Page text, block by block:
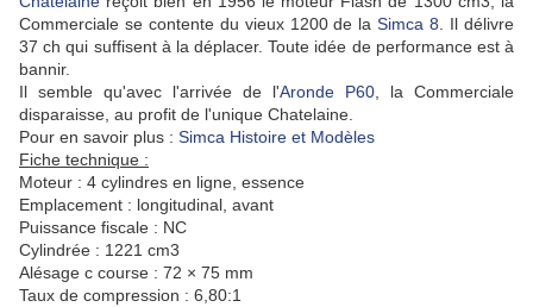
Commerciale se contente du vieux 1200 de laSimca 8 . Il délivre
37 ch qui suffisent à la déplacer. Toute idée de performance est à
bannir.
Il semble qu'avec l'arrivée de l'Aronde P60 , la Commerciale
disparaisse, au profit de l'unique Chatelaine.
Pour en savoir plus : Simca Histoire et Modèles
Fiche technique :
Moteur : 4 cylindres en ligne , essence
Emplacement : longitudinal avant
Puissance fiscale : NC
Cylindrée : 1221 cm3
Alésage c course : 72 × 75 mm
Taux de compression : 6,80:1